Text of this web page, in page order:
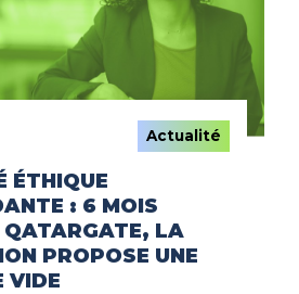
Actualité
ÉTHIQUE
: 6 MOIS
QATARGATE, LA
PROPOSE UNE
VIDE